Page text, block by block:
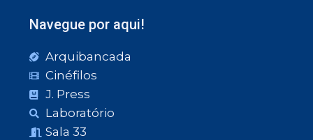
Navegue por aqui!
Arquibancada
Cinéfilos
J. Press
Laboratório
Sala 33